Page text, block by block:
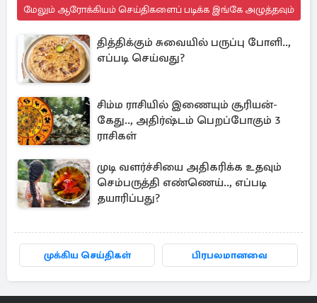
மேலும் ஆரோக்கியம் செய்திகளைப் படிக்க இங்கே அழுத்தவும்
தித்திக்கும் சுவையில் பருப்பு போளி..,
எப்படி செய்வது?
சிம்ம ராசியில் இணையும் சூரியன்-
கேது.., அதிர்ஷ்டம் பெறப்போகும் 3
ராசிகள்
முடி வளர்ச்சியை அதிகரிக்க உதவும்
செம்பருத்தி எண்ணெய்.., எப்படி
தயாரிப்பது?
முக்கிய செய்திகள் பிரபலமானவை